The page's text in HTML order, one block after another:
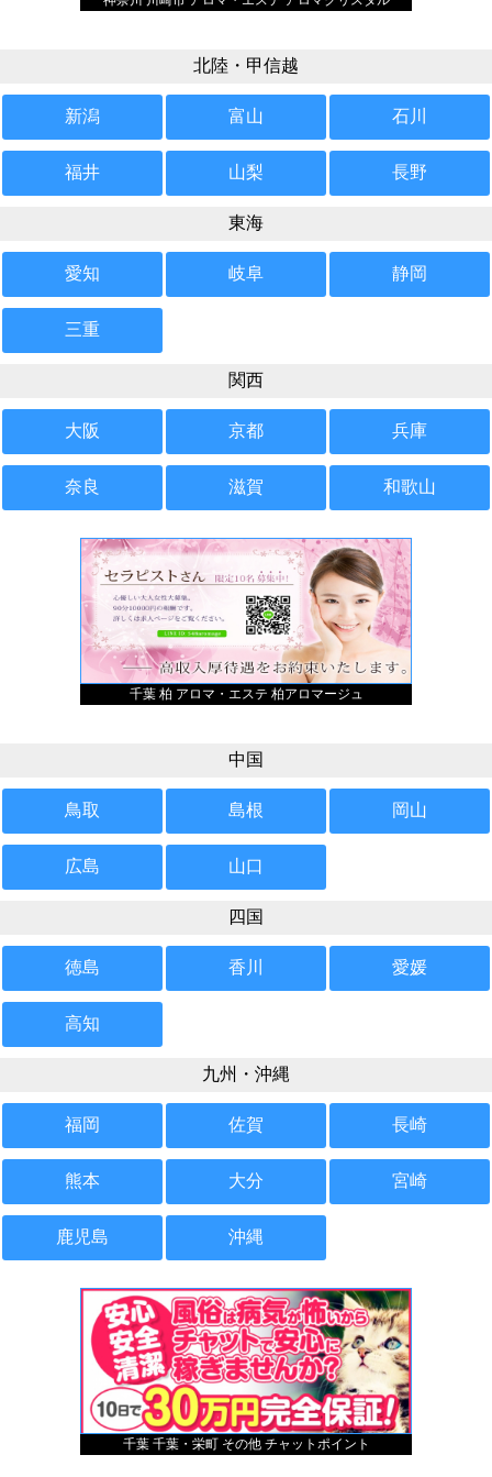
北陸・甲信越
新潟 富山 石川
福井 山梨 長野
東海
愛知 岐阜 静岡
三重
関西
大阪 京都 兵庫
奈良 滋賀 和歌山
千葉 柏 アロマ・エステ 柏アロマージュ
中国
鳥取 島根 岡山
広島 山口
四国
徳島 香川 愛媛
高知
九州・沖縄
福岡 佐賀 長崎
熊本 大分 宮崎
鹿児島 沖縄
千葉 千葉・栄町 その他 チャットポイント